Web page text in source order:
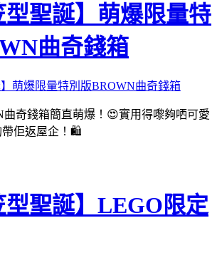
型聖誕】萌爆限量特
曲奇錢箱
曲奇錢箱簡直萌爆！😍實用得嚟夠哂可愛
帶佢返屋企！🛍
型聖誕】LEGO限定